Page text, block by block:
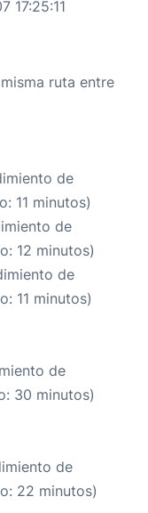
17:25:11
ruta entre
de
11 minutos)
de
12 minutos)
de
11 minutos)
de
30 minutos)
de
22 minutos)